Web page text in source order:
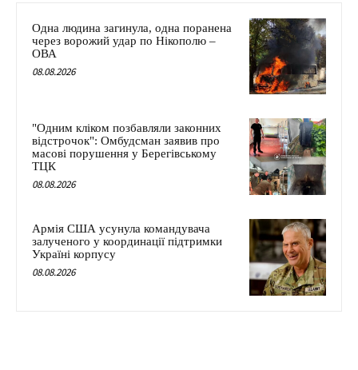
Одна людина загинула, одна поранена
через ворожий удар по Нікополю –
ОВА
08.08.2026
"Одним кліком позбавляли законних
відстрочок": Омбудсман заявив про
масові порушення у Берегівському
ТЦК
08.08.2026
Армія США усунула командувача
залученого у координації підтримки
Україні корпусу
08.08.2026